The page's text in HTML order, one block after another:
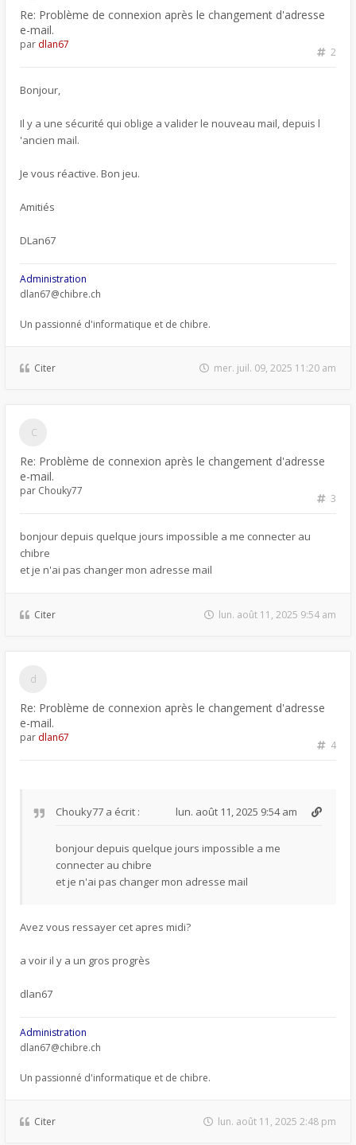
Re: Problème de connexion après le changement d'adresse
e-mail.
2
par dlan67
Bonjour,
Il y a une sécurité qui oblige a valider le nouveau mail, depuis l
'ancien mail.
Je vous réactive. Bon jeu.
Amitiés
DLan67
Administration
dlan67@chibre.ch
Un passionné d'informatique et de chibre.
Citer mer. juil. 09, 2025 11:20 am
Re: Problème de connexion après le changement d'adresse
e-mail.
3
par Chouky77
bonjour depuis quelque jours impossible a me connecter au
chibre
et je n'ai pas changer mon adresse mail
Citer lun. août 11, 2025 9:54 am
Re: Problème de connexion après le changement d'adresse
e-mail.
4
par dlan67
Chouky77 a écrit : lun. août 11, 2025 9:54 am
bonjour depuis quelque jours impossible a me
connecter au chibre
et je n'ai pas changer mon adresse mail
Avez vous ressayer cet apres midi?
a voir il y a un gros progrès
dlan67
Administration
dlan67@chibre.ch
Un passionné d'informatique et de chibre.
Citer lun. août 11, 2025 2:48 pm